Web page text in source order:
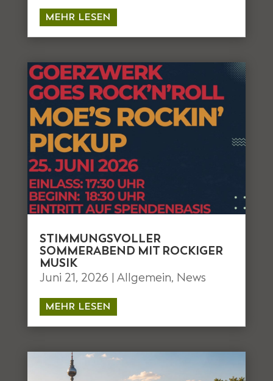
MEHR LESEN
STIMMUNGSVOLLER
SOMMERABEND MIT ROCKIGER
MUSIK
Juni 21, 2026 | Allgemein, News
MEHR LESEN